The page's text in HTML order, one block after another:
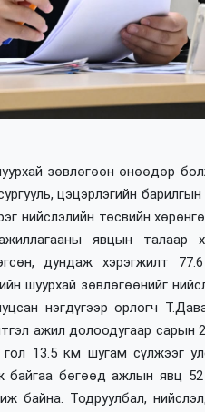
зөвлөгөөн өнөөдөр
цэцэрлэгийн
нийслэлийн төсвийн
явцын талаар
дундаж хэрэгжилт 77.6
шуурхай зөвлөгөөнийг
нэгдүгээр орлогч
ажил долоодугаар сарын
гол 13.5 км шугам сүлжээг
байгаа бөгөөд ажлын явц
байна. Тодруулбал,